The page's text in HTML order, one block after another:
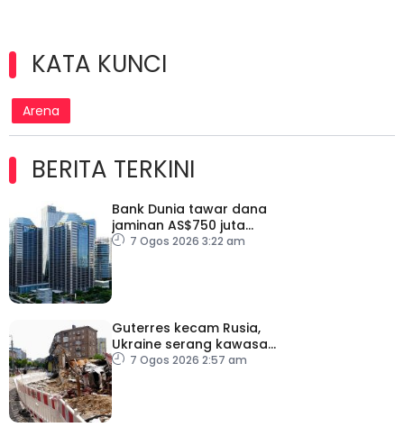
KATA KUNCI
Arena
BERITA TERKINI
Bank Dunia tawar dana
jaminan AS$750 juta
kepada Indonesia bantu
7 Ogos 2026 3:22 am
Guterres kecam Rusia,
Ukraine serang kawasan
awam7 Ogos 2026 2:57 am